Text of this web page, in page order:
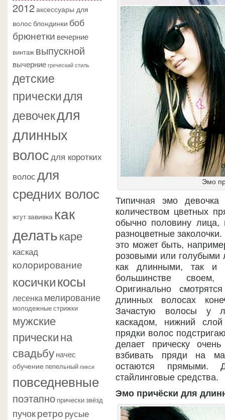
2012аксессуары для
волосблондинки боб
брюнетки вечерние
винтаж выпускной
вычерние греческий стиль
детские
прическидля
девочекдля
длинных
волосдля коротких
волосдля
средних волос
жгутзавивка как
делатькаре
каскад
колорирование
косичкикосы
лесенкамелирование
молодежные стрижки
мужские
прическина
свадьбуначес
обучение пепельный пикси
повседневные
поэтапно прически звёзд
пучокретро русые
Эмо
Типичная эмо
количеством цветных
обычно половину лица,
разноцветные
это может быть,
розовыми или голубыми
как длинными, так и
большинстве
Оригинально
длинных волосах
Зачастую волосы у
каскадом, нижний
прядки волос
делает прическу
взбивать пряди на
остаются прямыми.
стайлинговые средства.
Эмо причёски для